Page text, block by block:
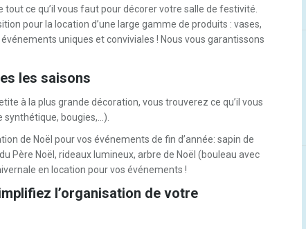
ce qu’il vous faut pour décorer votre salle de festivité.
pour la location d’une large gamme de produits : vases,
uniques et conviviales ! Nous vous garantissons
les saisons
à la plus grande décoration, vous trouverez ce qu’il vous
bougies,…).
de Noël pour vos événements de fin d’année: sapin de
Père Noël, rideaux lumineux, arbre de Noël (bouleau avec
en location pour vos événements !
l’organisation de votre